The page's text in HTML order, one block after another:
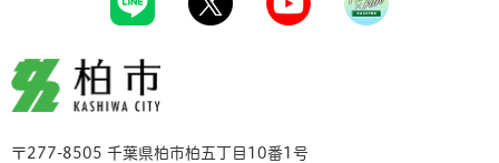
柏市
〒277-8505 千葉県柏市柏五丁目10番1号